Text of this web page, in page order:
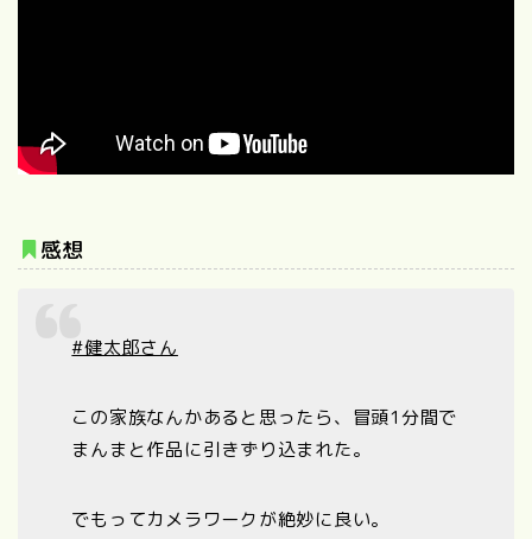
感想
#健太郎さん
この家族なんかあると思ったら、冒頭1分間で
まんまと作品に引きずり込まれた。
でもってカメラワークが絶妙に良い。